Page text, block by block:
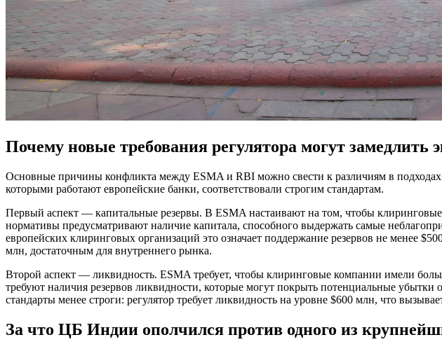
Почему новые требования регулятора могут замедлить
Основные причины конфликта между ESMA и RBI можно свести к различиям в
которыми работают европейские банки, соответствовали строгим стандартам.
Первый аспект — капитальные резервы. В ESMA настаивают на том, чтобы
нормативы предусматривают наличие капитала, способного выдержать самые
европейских клиринговых организаций это означает поддержание резервов не менее
млн, достаточным для внутреннего рынка.
Второй аспект — ликвидность. ESMA требует, чтобы клиринговые компании имели
требуют наличия резервов ликвидности, которые могут покрыть потенциальные
стандарты менее строги: регулятор требует ликвидность на уровне $600 млн, что
За что ЦБ Индии ополчился против одного из